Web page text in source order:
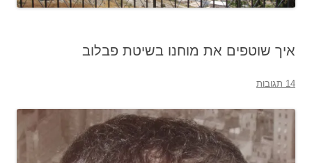
איך שוטפים את מוחנו בשיטת פבלוב
14 תגובות